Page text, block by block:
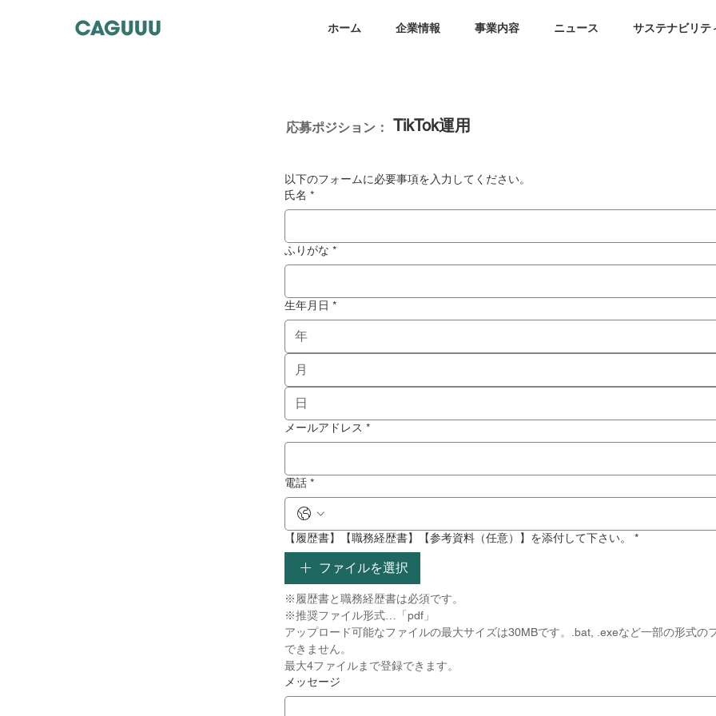
ホーム 企業情報 事業内容 ニュース サステナビリテ
応募ポジション： TikTok運用
以下のフォームに必要事項を入力してください。
氏名 *
ふりがな *
生年月日 *
月
メールアドレス *
電話 *
【履歴書】【職務経歴書】【参考資料（任意）】を添付して下さい。 *
ファイルを選択
※推奨ファイル形式…「pdf」
アップロード可能なファイルの最大サイズは30MBです。.bat, .exeなど一部の形式の
最大4ファイルまで登録できます。
メッセージ